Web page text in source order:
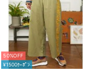
50%OFF
¥1500ｸｰﾎﾟﾝ